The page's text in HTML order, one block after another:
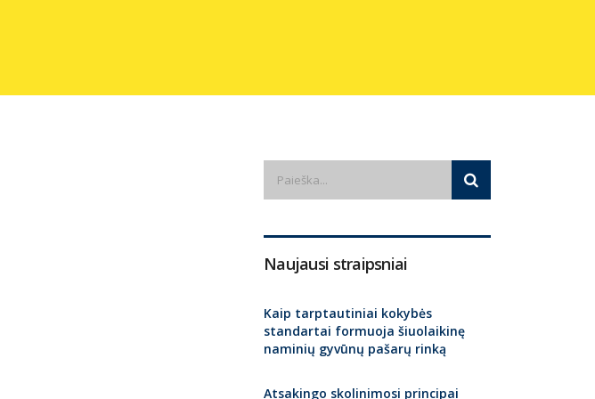
Naujausi straipsniai
Kaip tarptautiniai kokybės
standartai formuoja šiuolaikinę
naminių gyvūnų pašarų rinką
Atsakingo skolinimosi principai